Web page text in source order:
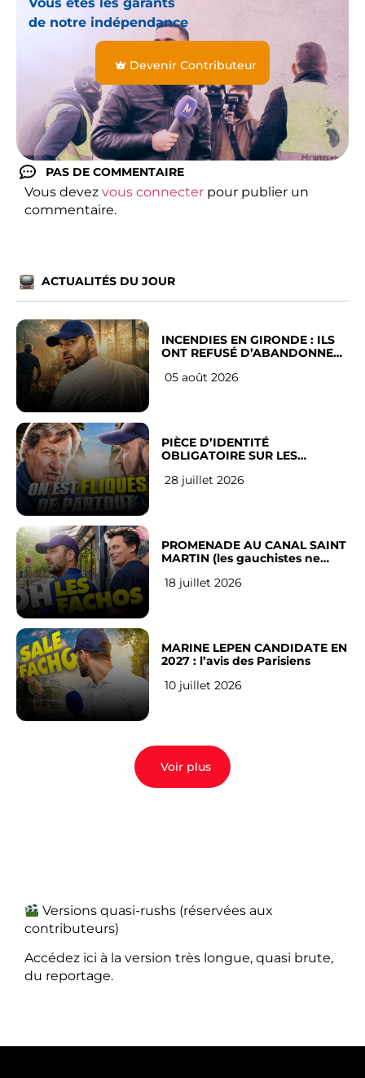
de notre indépendance
Devenir Contributeur
PAS DE COMMENTAIRE
Vous devez vous connecter pour publier un
commentaire.
ACTUALITÉS DU JOUR
INCENDIES EN GIRONDE : ILS
ONT REFUSÉ D’ABANDONNER
05 août 2026
PIÈCE D’IDENTITÉ
OBLIGATOIRE SUR LES
Français
28 juillet 2026
PROMENADE AU CANAL SAINT
MARTIN (les gauchistes ne
18 juillet 2026
MARINE LEPEN CANDIDATE EN
2027 : l’avis des Parisiens
10 juillet 2026
Voir plus
Versions quasi-rushs (réservées aux
contributeurs)
Accédez ici à la version très longue, quasi brute,
du reportage.